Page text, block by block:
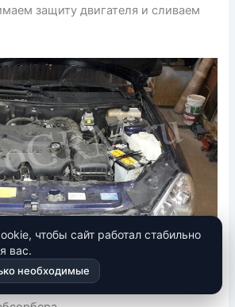
защиту двигателя и сливаем
Приора.
чтобы сайт работал стабильно
вас.
необходимые